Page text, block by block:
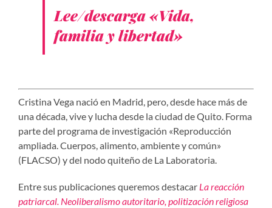
Lee/descarga «Vida,
familia y libertad»
Cristina Vega nació en Madrid, pero, desde hace más de
una década, vive y lucha desde la ciudad de Quito. Forma
parte del programa de investigación «Reproducción
ampliada. Cuerpos, alimento, ambiente y común»
(FLACSO) y del nodo quiteño de La Laboratoria.
Entre sus publicaciones queremos destacar La reacción
patriarcal. Neoliberalismo autoritario, politización religiosa